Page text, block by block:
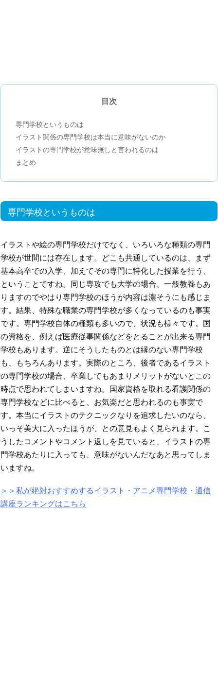
目次
専門学校というものは
イラスト関係の専門学校は本当に意味がないのか
イラストの専門学校が意味無しと言われるのは
まとめ
専門学校というものは
イラストや絵の専門学校だけでなく、いろいろな種類の専門
学校が世間には存在します。どこも共通しているのは、まず
基本高卒での入学、加えてその専門に特化した授業を行う、
ということですね。同じ専攻でも大学の場合、一般教養もあ
りますのでやはり専門学校のほうが内容は濃そうにも感じま
す。結果、特殊な職業の専門学校が多くなっているのも事実
です。専門学校自体の種類も多いので、状況も様々です。国
の資格を、例えば医療従事関係などをとることが出来る専門
学校もあります。逆にそうしたものとは縁のない専門学校
も、もちろんあります。実際のところ、後者であるイラスト
の専門学校の場合、卒業してもあまりメリットがないとこの
時点で思われてしまいますね。国家資格を取れる看護関係の
専門学校などに比べると、お気楽だと思われるのも事実で
す。本当にイラストのテクニックなりを追求したいのなら、
いっそ美大に入ったほうが、との意見もよく見られます。こ
うしたコメントやコメント返しを見ていると、イラストの専
門学校あたりに入っても、意味がないんだなあと思ってしま
いますね。
＞＞私が絶対おすすめするイラスト・アニメ専門学校・通信
講座ランキングはこちら